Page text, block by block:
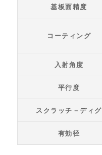
基板面精度
コーティング
入射角度
平行度
スクラッチ－ディグ
有効径